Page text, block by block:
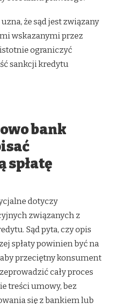
że sąd jest związany
wskazanymi przez
ograniczyć
sankcji kredytu
bank
spłatę
dotyczy
związanych z
Sąd pyta, czy opis
spłaty powinien być na
przeciętny konsument
cały proces
treści umowy, bez
się z bankiem lub